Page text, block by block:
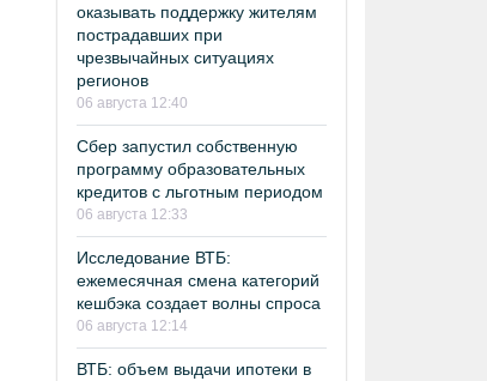
оказывать поддержку жителям
пострадавших при
чрезвычайных ситуациях
регионов
06 августа 12:40
Сбер запустил собственную
программу образовательных
кредитов с льготным периодом
06 августа 12:33
Исследование ВТБ:
ежемесячная смена категорий
кешбэка создает волны спроса
06 августа 12:14
ВТБ: объем выдачи ипотеки в